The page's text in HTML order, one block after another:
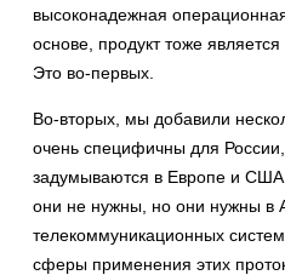
высоконадежная
основе, продукт тоже
Это во-первых.
Во-вторых, мы добавили
очень специфичны для
задумываются в Европе и
они не нужны, но они нужны в
телекоммуникационных
сферы применения этих